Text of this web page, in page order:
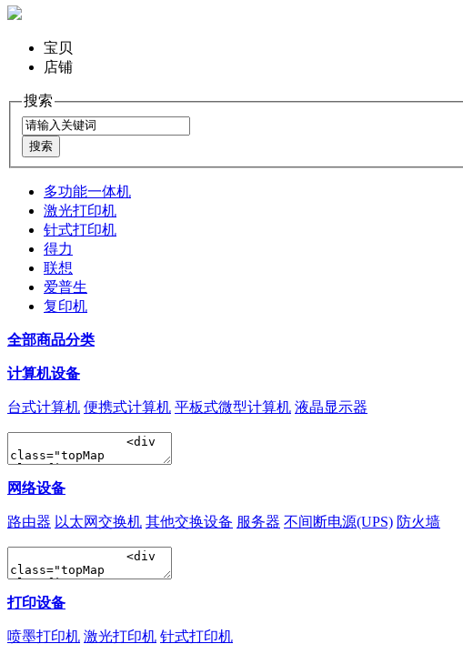
宝贝
店铺
搜索
多功能一体机
激光打印机
针式打印机
得力
联想
爱普生
复印机
全部商品分类
计算机设备
台式计算机 便携式计算机 平板式微型计算机 液晶显示器
网络设备
路由器 以太网交换机 其他交换设备 服务器 不间断电源(UPS) 防火墙
打印设备
喷墨打印机 激光打印机 针式打印机